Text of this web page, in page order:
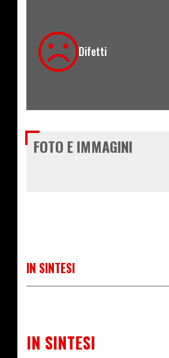
Difetti
FOTO E IMMAGINI
IN SINTESI
IN SINTESI